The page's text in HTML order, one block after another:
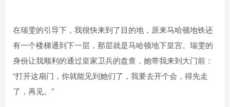
在瑞雯的引导下，我很快来到了目的地，原来马哈顿地铁还
有一个楼梯通到下一层，那层就是马哈顿地下皇宫。瑞雯的
身份让我顺利的通过皇家卫兵的盘查，她带我来到大门前：
“打开这扇门，你就能见到她们了，我要去开个会，得先走
了，再见。”